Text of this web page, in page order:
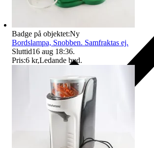
Badge på objektet:Ny
Bordslampa, Snobben. Samfraktas ej.
Sluttid16 aug 18:36.
Pris:6 kr,Ledande bud.